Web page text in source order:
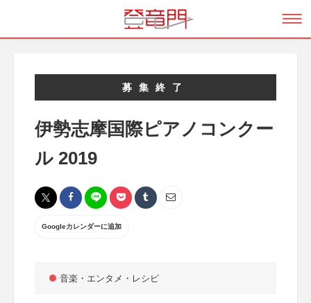
募集終了
伊勢志摩国際ピアノコンクー
ル 2019
Googleカレンダーに追加
音楽・エンタメ・レシピ